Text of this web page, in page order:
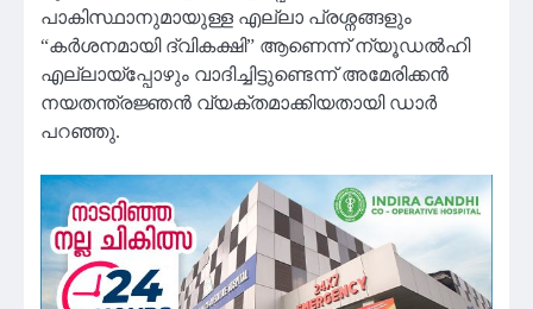
പാകിസ്ഥാനുമായുള്ള എല്ലാ പ്രശ്നങ്ങളും
“കർശനമായി ദ്വികക്ഷി” ആണെന്ന് ന്യൂഡൽഹി
എല്ലായ്പ്പോഴും വാദിച്ചിട്ടുണ്ടെന്ന് അമേരിക്കൻ
നയതന്ത്രജ്ഞൻ വ്യക്തമാക്കിയതായി ഡാർ
പറഞ്ഞു.